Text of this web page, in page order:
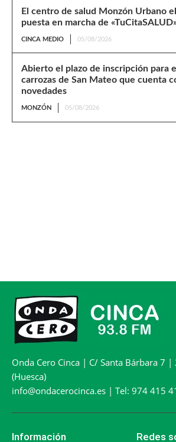
El centro de salud Monzón Urbano
puesta en marcha de
CINCA MEDIO 05/08/2026
Abierto el plazo de inscripción para
carrozas de San Mateo que cuenta
novedades
MONZÓN 05/08/2026
Onda Cero Cinca | C/ Santa Bárbara 7
(Huesca)
info@ondacerocinca.es | Tel: 974 415
Información Redes